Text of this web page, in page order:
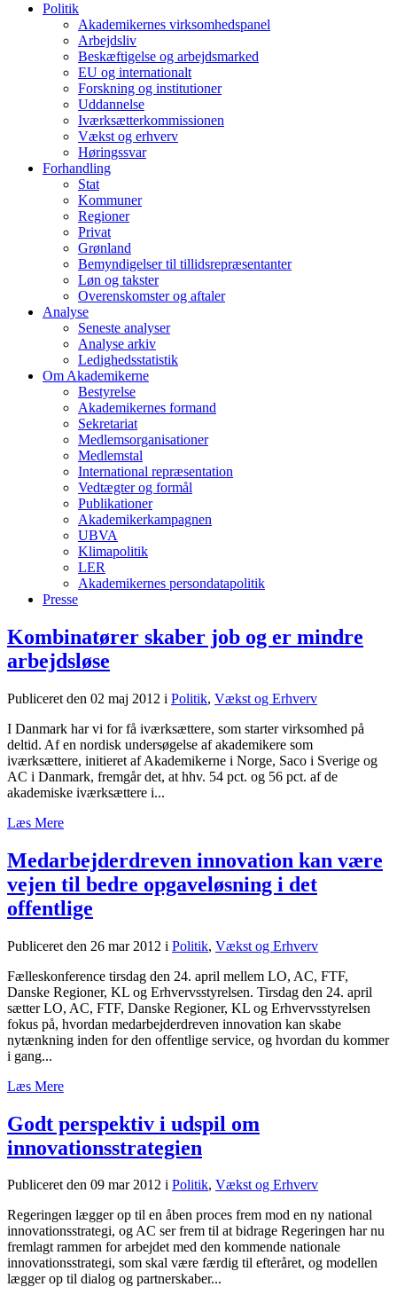
Politik
Akademikernes virksomhedspanel
Arbejdsliv
Beskæftigelse og arbejdsmarked
EU og internationalt
Forskning og institutioner
Uddannelse
Iværksætterkommissionen
Vækst og erhverv
Høringssvar
Forhandling
Stat
Kommuner
Regioner
Privat
Grønland
Bemyndigelser til tillidsrepræsentanter
Løn og takster
Overenskomster og aftaler
Analyse
Seneste analyser
Analyse arkiv
Ledighedsstatistik
Om Akademikerne
Bestyrelse
Akademikernes formand
Sekretariat
Medlemsorganisationer
Medlemstal
International repræsentation
Vedtægter og formål
Publikationer
Akademikerkampagnen
UBVA
Klimapolitik
LER
Akademikernes persondatapolitik
Presse
Kombinatører skaber job og er mindre
arbejdsløse
Publiceret den 02 maj 2012 i Politik, Vækst og Erhverv
I Danmark har vi for få iværksættere, som starter virksomhed på
deltid. Af en nordisk undersøgelse af akademikere som
iværksættere, initieret af Akademikerne i Norge, Saco i Sverige og
AC i Danmark, fremgår det, at hhv. 54 pct. og 56 pct. af de
akademiske iværksættere i...
Læs Mere
Medarbejderdreven innovation kan være
vejen til bedre opgaveløsning i det
offentlige
Publiceret den 26 mar 2012 i Politik, Vækst og Erhverv
Fælleskonference tirsdag den 24. april mellem LO, AC, FTF,
Danske Regioner, KL og Erhvervsstyrelsen. Tirsdag den 24. april
sætter LO, AC, FTF, Danske Regioner, KL og Erhvervsstyrelsen
fokus på, hvordan medarbejderdreven innovation kan skabe
nytænkning inden for den offentlige service, og hvordan du kommer
i gang...
Læs Mere
Godt perspektiv i udspil om
innovationsstrategien
Publiceret den 09 mar 2012 i Politik, Vækst og Erhverv
Regeringen lægger op til en åben proces frem mod en ny national
innovationsstrategi, og AC ser frem til at bidrage Regeringen har nu
fremlagt rammen for arbejdet med den kommende nationale
innovationsstrategi, som skal være færdig til efteråret, og modellen
lægger op til dialog og partnerskaber...